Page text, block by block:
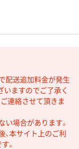
配送追加料金が発生
いますのでご了承く
連絡させて頂きま
い場合があります。
、本サイト上のご利
。